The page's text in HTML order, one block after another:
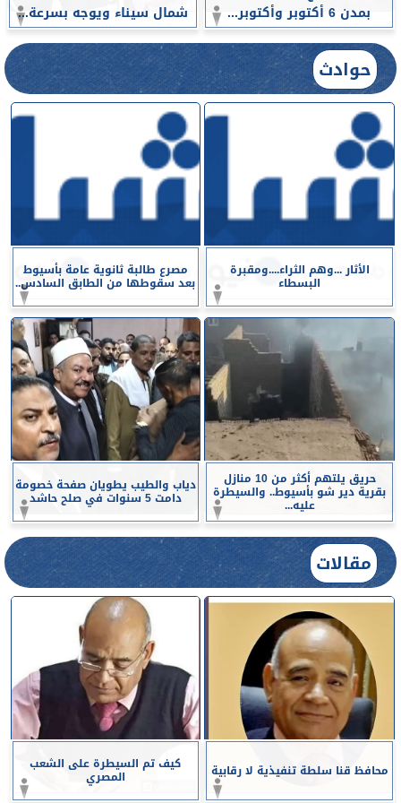
بمدن 6 أكتوبر وأكتوبر...
شمال سيناء ويوجه بسرعة...
حوادث
الأثار ...وهم الثراء....ومقبرة
البسطاء
مصرع طالبة ثانوية عامة بأسيوط
بعد سقوطها من الطابق السادس..
حريق يلتهم أكثر من 10 منازل
بقرية دير شو بأسيوط.. والسيطرة
عليه...
دياب والطيب يطويان صفحة خصومة
دامت 5 سنوات في صلح حاشد
مقالات
محافظ قنا سلطة تنفيذية لا رقابية كيف تم السيطرة على الشعب
المصري